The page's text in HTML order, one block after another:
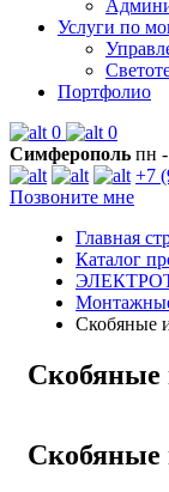
Услуги по
Портфолио
0
0
Симферополь пн
+7
Позвоните мне
Главная
Каталог
Скобяные
Скобяные
Скобяные